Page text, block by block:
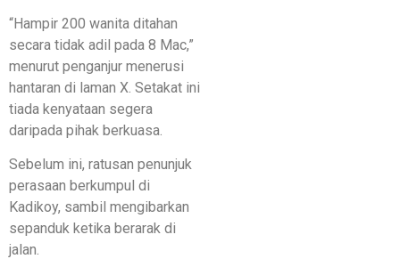
“Hampir 200 wanita ditahan
secara tidak adil pada 8 Mac,”
menurut penganjur menerusi
hantaran di laman X. Setakat ini
tiada kenyataan segera
daripada pihak berkuasa.
Sebelum ini, ratusan penunjuk
perasaan berkumpul di
Kadikoy, sambil mengibarkan
sepanduk ketika berarak di
jalan.